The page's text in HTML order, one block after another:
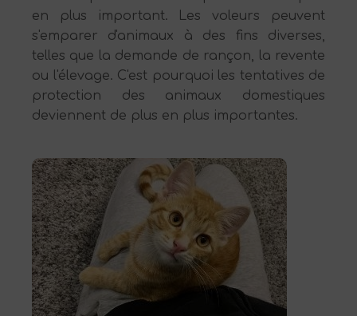
en plus important. Les voleurs peuvent
s'emparer d'animaux à des fins diverses,
telles que la demande de rançon, la revente
ou l'élevage. C'est pourquoi les tentatives de
protection des animaux domestiques
deviennent de plus en plus importantes.